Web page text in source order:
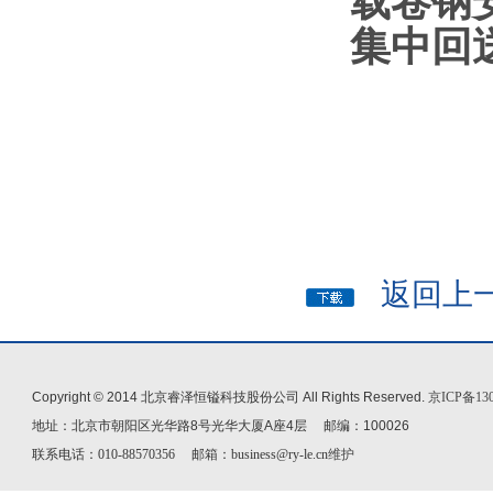
集中回
返回上
Copyright © 2014 北京睿泽恒镒科技股份公司 All Rights Reserved. 京ICP备
地址：北京市朝阳区光华路8号光华大厦A座4层 邮编：100026
联系电话：010-88570356 邮箱：business@ry-le.cn维护